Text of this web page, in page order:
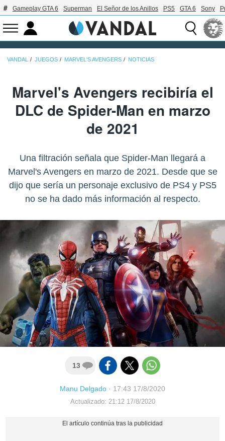
Gameplay GTA 6 Superman El Señor de los Anillos PS5 GTA 6 Sony
VANDAL JUEGOS MARVEL'S AVENGERS NOTICIAS
Marvel's Avengers recibiría el
DLC de Spider-Man en marzo
de 2021
Una filtración señala que Spider-Man llegará a
Marvel's Avengers en marzo de 2021. Desde que se
dijo que sería un personaje exclusivo de PS4 y PS5
no se ha dado más información al respecto.
13
Manu Delgado · 17:43 17/8/2020
Actualizado: 21:12 17/8/2020